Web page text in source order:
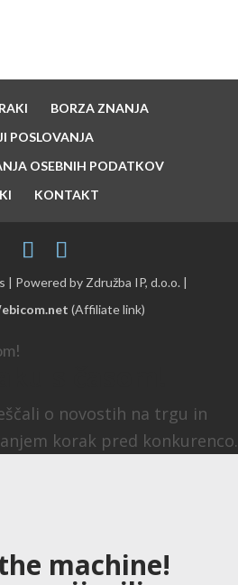
BORZA ZNANJA
POSLOVANJA
OSEBNIH PODATKOV
KONTAKT
Powered by Združba IP, d.o.o. |
(Affiliate link)
o novostih na trgu in
korak pred konkurenco.
machine!